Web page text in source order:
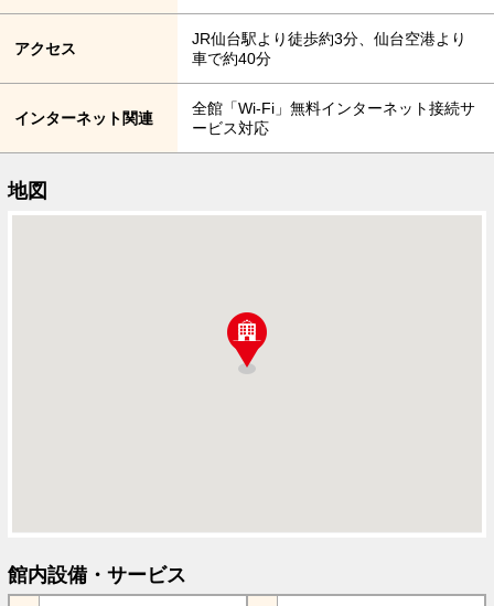
アクセス
JR仙台駅より徒歩約3分、仙台空港より
車で約40分
インターネット関連
全館「Wi-Fi」無料インターネット接続サ
ービス対応
地図
館内設備・サービス